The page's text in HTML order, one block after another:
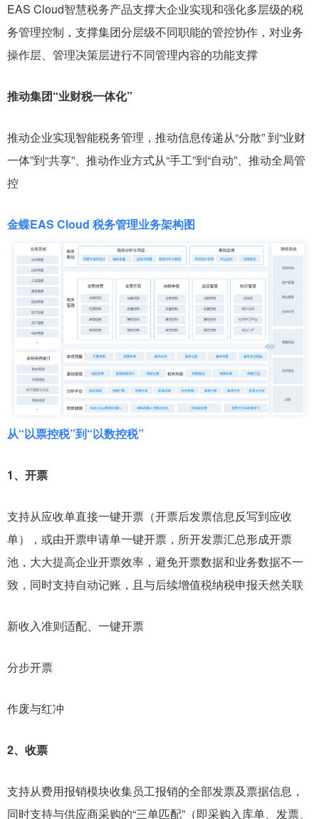
EAS Cloud智慧税务产品支撑大企业实现和强化多层级的税
务管理控制，支撑集团分层级不同职能的管控协作，对业务
操作层、管理决策层进行不同管理内容的功能支撑
推动集团“业财税一体化”
推动企业实现智能税务管理，推动信息传递从“分散” 到“业财
一体”到“共享”、推动作业方式从“手工”到“自动”、推动全局管
控
金蝶EAS Cloud 税务管理业务架构图
从“以票控税”到“以数控税”
1、开票
支持从应收单直接一键开票（开票后发票信息反写到应收
单），或由开票申请单一键开票，所开发票汇总形成开票
池，大大提高企业开票效率，避免开票数据和业务数据不一
致，同时支持自动记账，且与后续增值税纳税申报天然关联
新收入准则适配、一键开票
分步开票
作废与红冲
2、收票
支持从费用报销模块收集员工报销的全部发票及票据信息，
同时支持与供应商采购的“三单匹配”（即采购入库单、发票、